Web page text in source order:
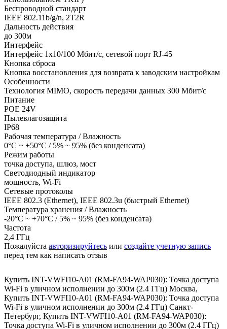
Беспроводной стандарт
IEEE 802.11b/g/n, 2T2R
Дальность действия
до 300м
Интерфейс
Интерфейс 1х10/100 Мбит/с, сетевой порт RJ-45
Кнопка сброса
Кнопка восстановления для возврата к заводским настройкам
Особенности
Технология MIMO, скорость передачи данных 300 Мбит/с
Питание
POE 24V
Пылевлагозащита
IP68
Рабочая температура / Влажность
0°C ~ +50°C / 5% ~ 95% (без конденсата)
Режим работы
точка доступа, шлюз, мост
Светодиодный индикатор
мощность, Wi-Fi
Сетевые протоколы
IEEE 802.3 (Ethernet), IEEE 802.3u (быстрый Ethernet)
Температура хранения / Влажность
-20°C ~ +70°C / 5% ~ 95% (без конденсата)
Частота
2,4 ГГц
Пожалуйста авторизируйтесь или создайте учетную запись
перед тем как написать отзыв
Купить INT-VWFI10-A01 (RM-FA94-WAP030): Точка доступа
Wi-Fi в уличном исполнении до 300м (2.4 ГГц) Москва,
Купить INT-VWFI10-A01 (RM-FA94-WAP030): Точка доступа
Wi-Fi в уличном исполнении до 300м (2.4 ГГц) Санкт-
Петербург, Купить INT-VWFI10-A01 (RM-FA94-WAP030):
Точка доступа Wi-Fi в уличном исполнении до 300м (2.4 ГГц)